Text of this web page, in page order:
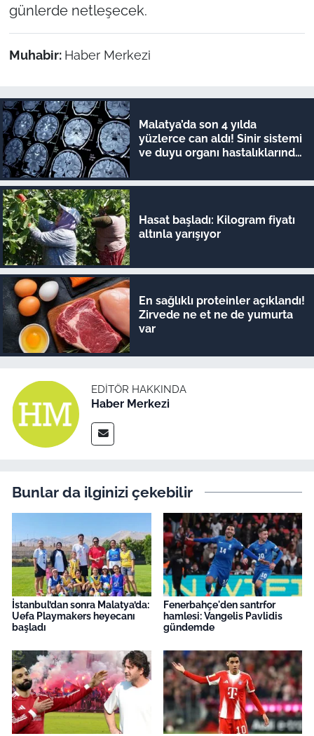
günlerde netleşecek.
Muhabir: Haber Merkezi
Malatya’da son 4 yılda
yüzlerce can aldı! Sinir sistemi
ve duyu organı hastalıklarında
Hasat başladı: Kilogram fiyatı
altınla yarışıyor
En sağlıklı proteinler açıklandı!
Zirvede ne et ne de yumurta
var
EDITÖR HAKKINDA
Haber Merkezi
Bunlar da ilginizi çekebilir
İstanbul’dan sonra Malatya’da:
Uefa Playmakers heyecanı
başladı
Fenerbahçe'den santrfor
hamlesi: Vangelis Pavlidis
gündemde